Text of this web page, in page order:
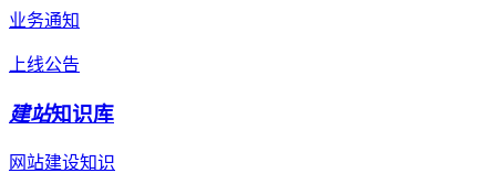
业务通知
上线公告
建站知识库
网站建设知识